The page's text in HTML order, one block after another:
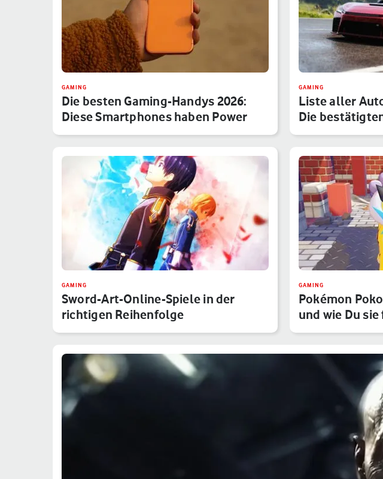
GAMING
Die besten Gaming-Handys 2026:
Diese Smartphones haben Power
GAMING
Liste aller
Die
GAMING
Sword-Art-Online-Spiele in der
richtigen Reihenfolge
GAMING
Pokémon
und wie Du